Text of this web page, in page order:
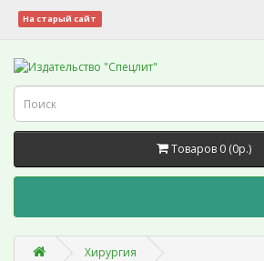
На старый сайт
Товаров 0 (0р.)
Хирургия